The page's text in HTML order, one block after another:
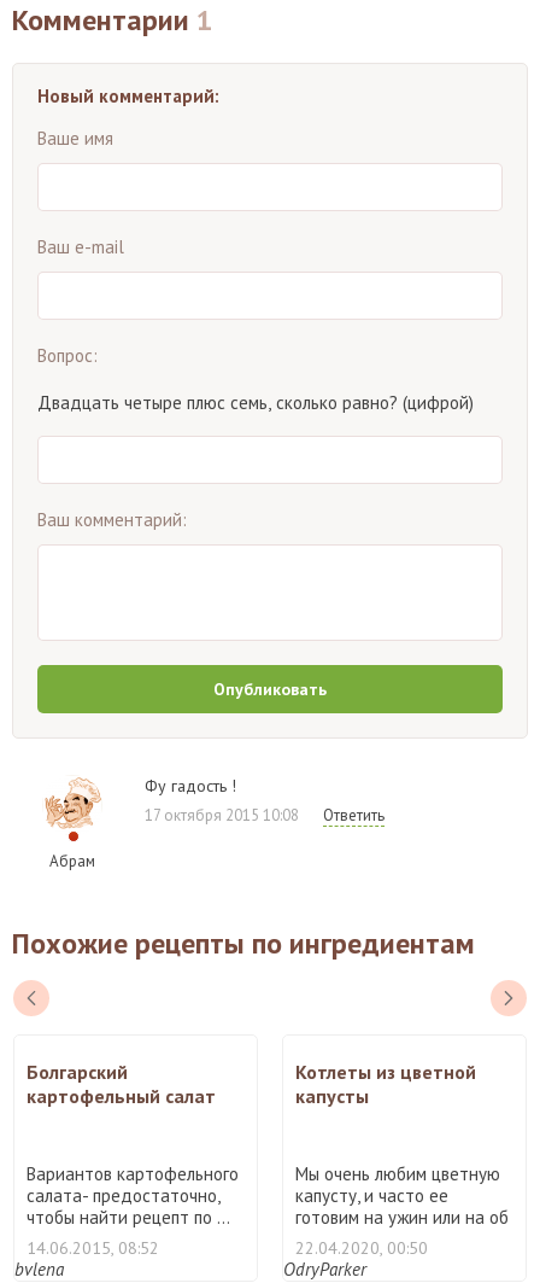
Комментарии 1
Новый комментарий:
Ваше имя
Ваш e-mail
Вопрос:
Двадцать четыре плюс семь, сколько равно? (цифрой)
Ваш комментарий:
Опубликовать
Абрам
Фу гадость !
17 октября 2015 10:08 Ответить
Похожие рецепты по ингредиентам
Болгарский
картофельный салат
Вариантов картофельного
салата- предостаточно,
чтобы найти рецепт по ...
14.06.2015, 08:52
bvlena
Котлеты из цветной
капусты
Мы очень любим цветную
капусту, и часто ее
готовим на ужин или на об
...
22.04.2020, 00:50
OdryParker